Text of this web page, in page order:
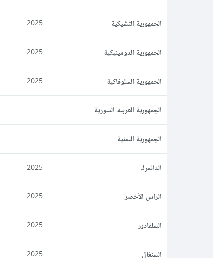
الجمهورية التشيكية 2025
الجمهورية الدومينيكية 2025
الجمهورية السلوفاكية 2025
الجمهورية العربية السورية
الجمهورية اليمنية
الدانمرك 2025
الرأس الأخضر 2025
السلفادور 2025
السنغال 2025